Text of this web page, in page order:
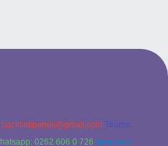
backlinkpaneli@gmail.com Teams:
0262 606 0 726 Telegram: